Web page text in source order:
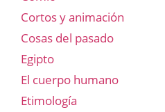
Cortos y animación
Cosas del pasado
Egipto
El cuerpo humano
Etimología